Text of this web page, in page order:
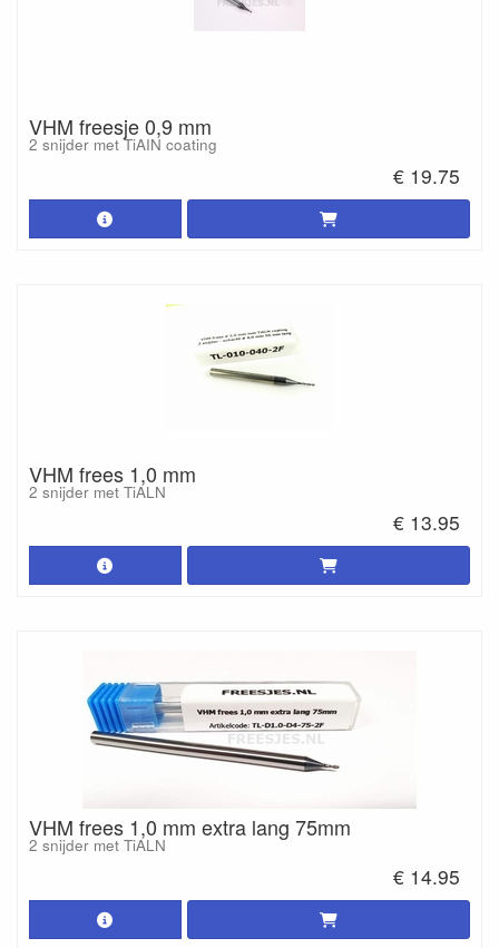
VHM freesje 0,9 mm
2 snijder met TiAIN coating
€ 19.75
VHM frees 1,0 mm
2 snijder met TiALN
€ 13.95
VHM frees 1,0 mm extra lang 75mm
2 snijder met TiALN
€ 14.95